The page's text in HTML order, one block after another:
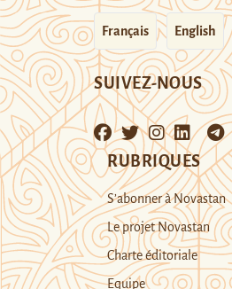
Français English
SUIVEZ-NOUS
RUBRIQUES
S’abonner à Novastan
Le projet Novastan
Charte éditoriale
Equipe